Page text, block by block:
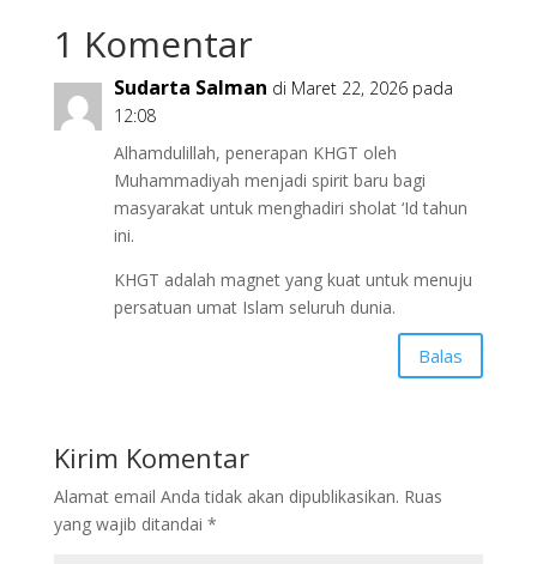
1 Komentar
Sudarta Salman di Maret 22, 2026 pada
12:08
Alhamdulillah, penerapan KHGT oleh
Muhammadiyah menjadi spirit baru bagi
masyarakat untuk menghadiri sholat ‘Id tahun
ini.
KHGT adalah magnet yang kuat untuk menuju
persatuan umat Islam seluruh dunia.
Balas
Kirim Komentar
Alamat email Anda tidak akan dipublikasikan. Ruas
yang wajib ditandai *